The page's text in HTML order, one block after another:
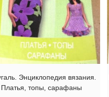
Энциклопедия вязания.
Платья, топы, сарафаны